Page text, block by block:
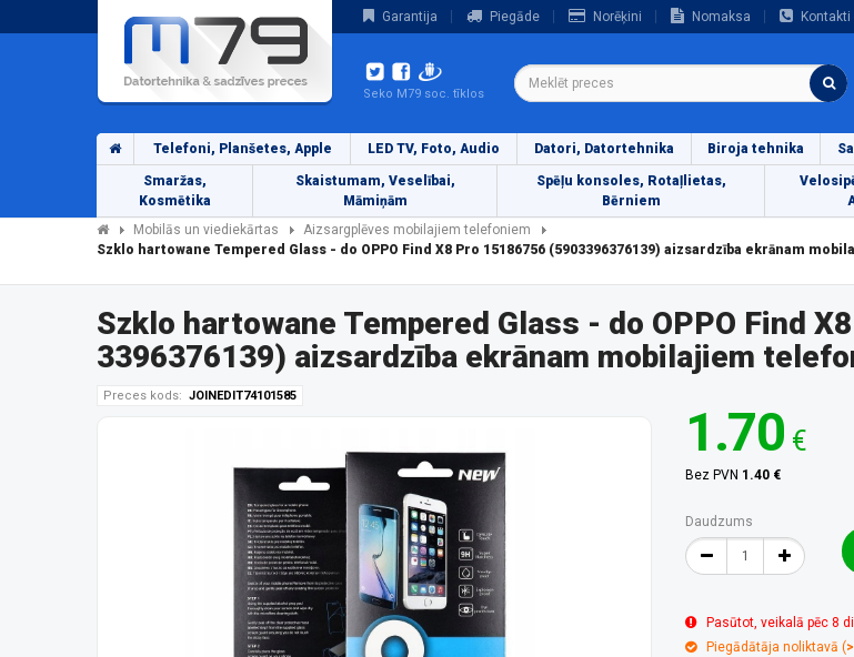
Garantija Piegāde Norēķini Nomaksa Kontakti
Seko M79 soc. tīklos
Telefoni, Planšetes, Apple LED TV, Foto, Audio Datori, Datortehnika Biroja tehnika
Smaržas,
Kosmētika
Skaistumam, Veselībai,
Māmiņām
Spēļu konsoles, Rotaļlietas,
Bērniem
Mobilās un viediekārtas
Aizsargplēves mobilajiem telefoniem
Szklo hartowane Tempered Glass - do OPPO Find X8 Pro 15186756 (5903396376139) aizsardzība ekrānam
Szklo hartowane Tempered Glass - do OPPO Find
3396376139) aizsardzība ekrānam mobilajiem
Preces kods: JOINEDIT74101585
1.70 €
Bez PVN 1.40 €
Daudzums
Pasūtot, veikalā pēc 8
Piegādātāja noliktavā (